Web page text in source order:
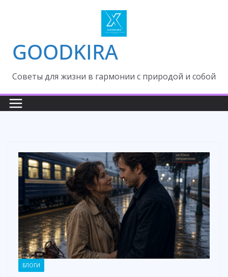
GOODKIRA
Cоветы для жизни в гармонии с природой и собой
БЛОГИ